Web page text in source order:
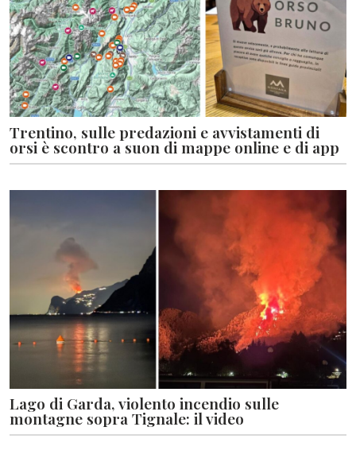
Trentino, sulle predazioni e avvistamenti di
orsi è scontro a suon di mappe online e di app
Lago di Garda, violento incendio sulle
montagne sopra Tignale: il video